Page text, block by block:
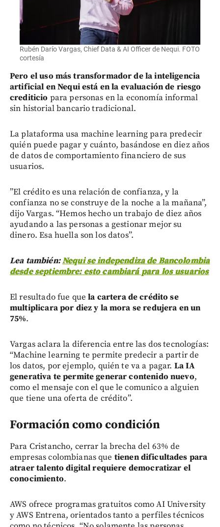
Rubén Darío Vargas, Chief Data & AI Officer de Nequi. FOTO
cortesía
Pero el uso más transformador de la inteligencia
artificial en Nequi está en la evaluación de riesgo
crediticio para personas en la economía informal
sin historial bancario tradicional.
La plataforma usa machine learning para predecir
quién puede pagar y cuánto, basándose en diez años
de datos de comportamiento financiero de sus
usuarios.
”El crédito es una relación de confianza, y la
confianza no se construye de la noche a la mañana”,
dijo Vargas. “Hemos hecho un trabajo de diez años
ayudando a las personas a gestionar mejor su
dinero. Esa huella son los datos”.
Lea también:Nequi se independiza de Bancolombia
desde septiembre: esto cambiará para los usuarios
El resultado fue quela cartera de crédito se
multiplicara por diez y la mora se redujera en un
75%.
Vargas aclara la diferencia entre las dos tecnologías:
“Machine learning te permite predecir a partir de
los datos, por ejemplo, quién te va a pagar. La IA
generativa te permite generar contenido nuevo,
como el mensaje con el que le comunico a alguien
que tiene una oferta de crédito”.
Formación como condición
Para Cristancho, cerrar la brecha del 63% de
empresas colombianas que tienen dificultades para
atraer talento digital requiere democratizar el
conocimiento.
AWS ofrece programas gratuitos como AI University
y AWS Entrena, orientados tanto a perfiles técnicos